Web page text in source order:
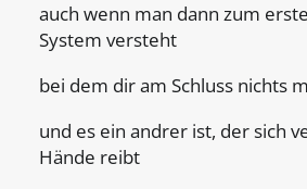
auch wenn man dann zum
System versteht
bei dem dir am Schluss nichts
und es ein andrer ist, der sich
Hände reibt